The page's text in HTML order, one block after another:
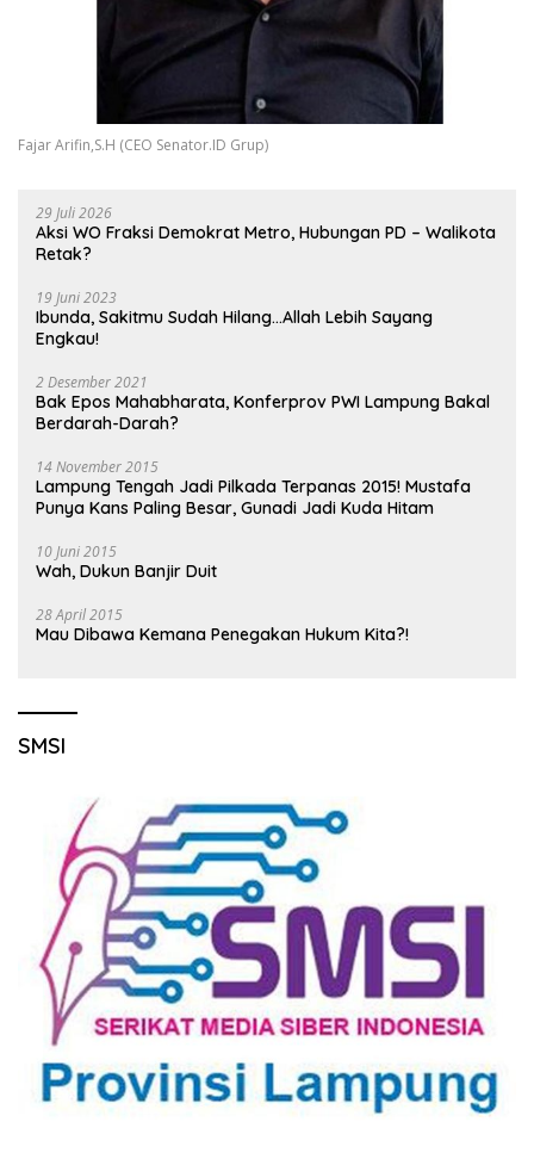
Fajar Arifin,S.H (CEO Senator.ID Grup)
29 Juli 2026
Aksi WO Fraksi Demokrat Metro, Hubungan PD – Walikota
Retak?
19 Juni 2023
Ibunda, Sakitmu Sudah Hilang…Allah Lebih Sayang
Engkau!
2 Desember 2021
Bak Epos Mahabharata, Konferprov PWI Lampung Bakal
Berdarah-Darah?
14 November 2015
Lampung Tengah Jadi Pilkada Terpanas 2015! Mustafa
Punya Kans Paling Besar, Gunadi Jadi Kuda Hitam
10 Juni 2015
Wah, Dukun Banjir Duit
28 April 2015
Mau Dibawa Kemana Penegakan Hukum Kita?!
SMSI